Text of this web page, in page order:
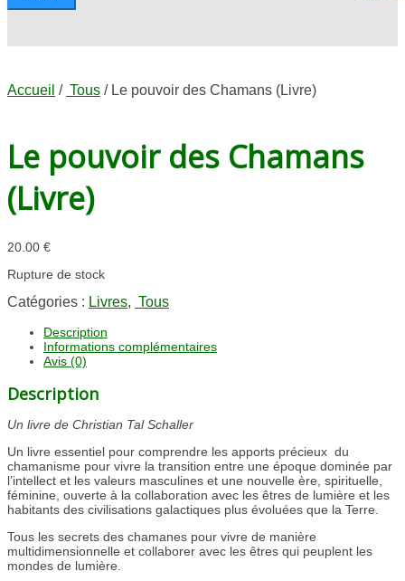
Accueil / Tous / Le pouvoir des Chamans (Livre)
Le pouvoir des Chamans
(Livre)
20.00 €
Rupture de stock
Catégories : Livres, Tous
Description
Informations complémentaires
Avis (0)
Description
Un livre de Christian Tal Schaller
Un livre essentiel pour comprendre les apports précieux du
chamanisme pour vivre la transition entre une époque dominée par
l’intellect et les valeurs masculines et une nouvelle ère, spirituelle,
féminine, ouverte à la collaboration avec les êtres de lumière et les
habitants des civilisations galactiques plus évoluées que la Terre.
Tous les secrets des chamanes pour vivre de manière
multidimensionnelle et collaborer avec les êtres qui peuplent les
mondes de lumière.